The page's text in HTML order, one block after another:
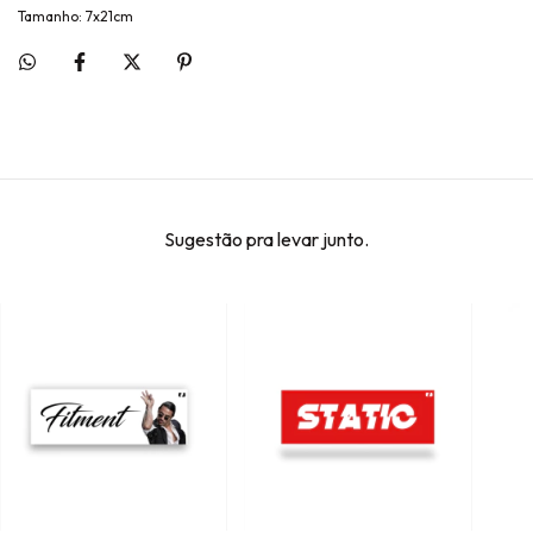
Tamanho: 7x21cm
Sugestão pra levar junto.